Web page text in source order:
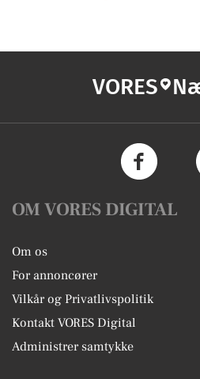
VORES
OM VORES DIGITAL
Om os
For annoncører
Vilkår og Privatlivspolitik
Kontakt VORES Digital
Administrer samtykke